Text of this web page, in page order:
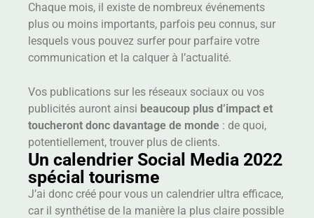
Chaque mois, il existe de nombreux événements
plus ou moins importants, parfois peu connus, sur
lesquels vous pouvez surfer pour parfaire votre
communication et la calquer à l’actualité.
Vos publications sur les réseaux sociaux ou vos
publicités auront ainsi beaucoup plus d’impact et
toucheront donc davantage de monde : de quoi,
potentiellement, trouver plus de clients.
Un calendrier Social Media 2022
spécial tourisme
J’ai donc créé pour vous un calendrier ultra efficace,
car il synthétise de la manière la plus claire possible